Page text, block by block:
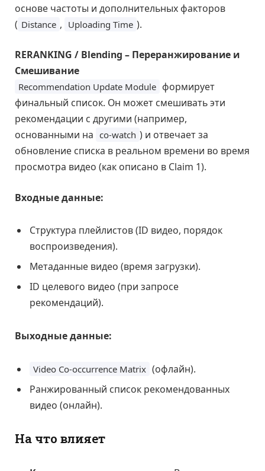
основе частоты и дополнительных факторов
( Distance , Uploading Time ).
RERANKING / Blending – Переранжирование и
Смешивание
Recommendation Update Module формирует
финальный список. Он может смешивать эти
рекомендации с другими (например,
основанными на co-watch ) и отвечает за
обновление списка в реальном времени во время
просмотра видео (как описано в Claim 1).
Входные данные:
Структура плейлистов (ID видео, порядок
воспроизведения).
Метаданные видео (время загрузки).
ID целевого видео (при запросе
рекомендаций).
Выходные данные:
Video Co-occurrence Matrix (офлайн).
Ранжированный список рекомендованных
видео (онлайн).
На что влияет